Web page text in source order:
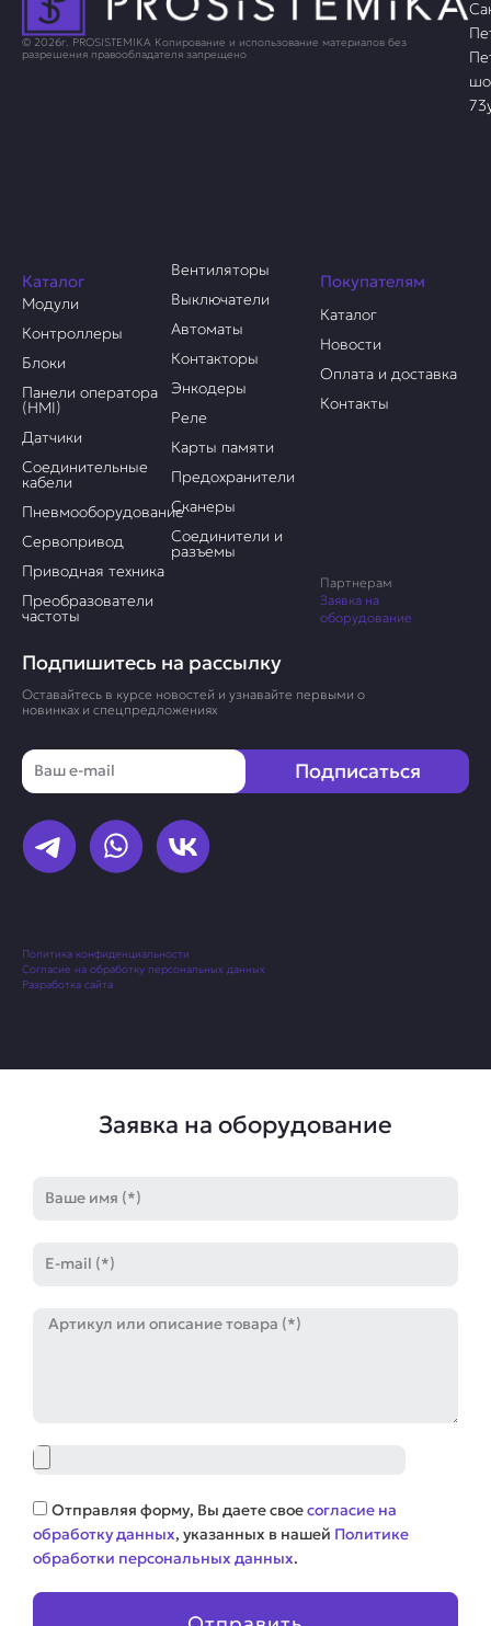
© 2026г. PROSISTEMIKA Копирование и использование материалов без
разрешения правообладателя запрещено
Подпишитесь на рассылку
Оставайтесь в курсе новостей и узнавайте первыми о
новинках и спецпредложениях
Email
Подписаться
Политика конфиденциальности
Согласие на обработку персональных данных
Разработка сайта
Каталог
Модули
Контроллеры
Блоки
Панели оператора
(HMI)
Датчики
Соединительные
кабели
Пневмооборудование
Сервопривод
Приводная техника
Преобразователи
частоты
Вентиляторы
Выключатели
Автоматы
Контакторы
Энкодеры
Реле
Карты памяти
Предохранители
Сканеры
Соединители и
разъемы
Покупателям
Каталог
Новости
Оплата и доставка
Контакты
Партнерам
Заявка на
оборудование
Заявка на оборудование
mail
Артикул
Файл
Соглашение
Отправляя форму, Вы даете своесогласие на
обработку данных, указанных в нашей Политике
обработки персональных данных.